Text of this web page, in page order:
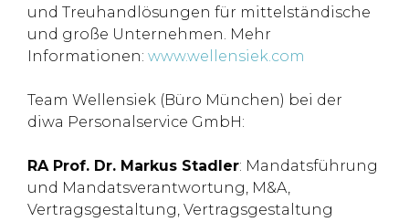
und Treuhandlösungen für mittelständische
und große Unternehmen. Mehr
Informationen: www.wellensiek.com
Team Wellensiek (Büro München) bei der
diwa Personalservice GmbH:
RA Prof. Dr. Markus Stadler: Mandatsführung
und Mandatsverantwortung, M&A,
Vertragsgestaltung, Vertragsgestaltung